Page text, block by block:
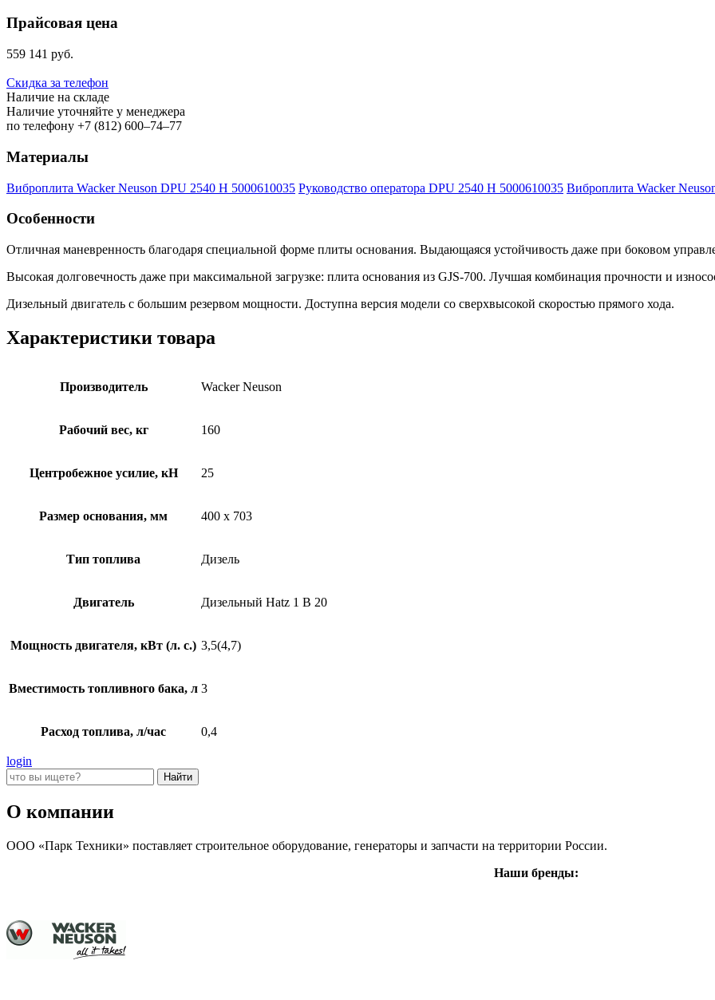
Прайсовая цена
559 141 руб.
Скидка за телефон
Наличие на складе
Наличие уточняйте у менеджера
по телефону +7 (812) 600–74–77
Материалы
Виброплита Wacker Neuson DPU 2540 H 5000610035 Руководство оператора DPU 2540 H 5000610035 Виброплита Wacker
Особенности
Отличная маневренность благодаря специальной форме плиты основания. Выдающаяся устойчивость даже при боковом
Высокая долговечность даже при максимальной загрузке: плита основания из GJS-700. Лучшая комбинация прочности и
Дизельный двигатель с большим резервом мощности. Доступна версия модели со сверхвысокой скоростью прямого хода.
Характеристики товара
Производитель Wacker Neuson
Рабочий вес, кг 160
Центробежное усилие, кН 25
Размер основания, мм 400 x 703
Тип топлива Дизель
Двигатель Дизельный Hatz 1 B 20
Мощность двигателя, кВт (л. с.) 3,5(4,7)
Вместимость топливного бака, л 3
Расход топлива, л/час 0,4
login
О компании
ООО «Парк Техники» поставляет строительное оборудование, генераторы и запчасти на территории России.
Наши бренды: